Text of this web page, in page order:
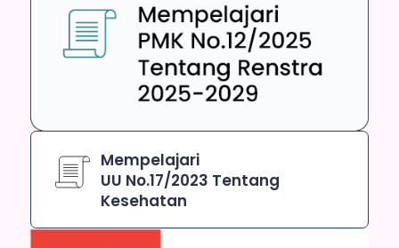
Mempelajari
UU No.17/2023 Tentang
Kesehatan